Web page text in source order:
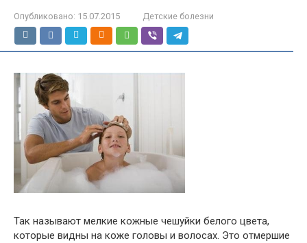
Опубликовано: 15.07.2015 Детские болезни
Так называют мелкие кожные чешуйки белого цвета,
которые видны на коже головы и волосах. Это отмершие